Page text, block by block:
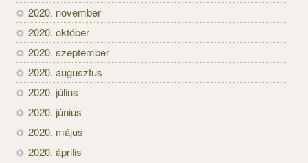
2020. november
2020. október
2020. szeptember
2020. augusztus
2020. július
2020. június
2020. május
2020. április